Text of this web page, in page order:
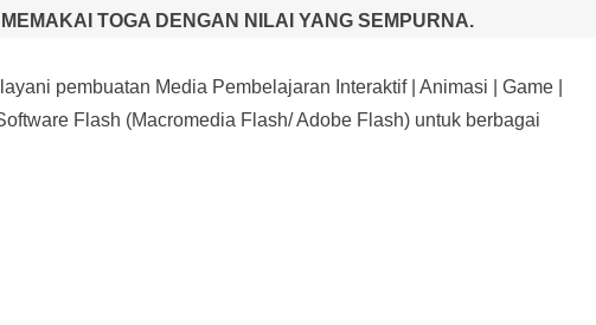
TOGA DENGAN NILAI YANG SEMPURNA.
pembuatan Media Pembelajaran Interaktif| Animasi | Game |
Flash (Macromedia Flash/ Adobe Flash) untuk berbagai